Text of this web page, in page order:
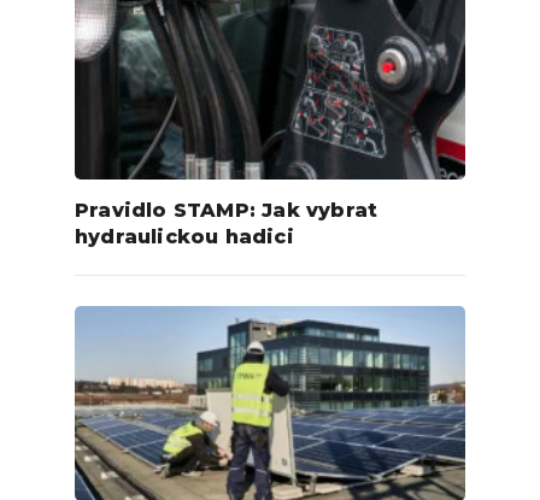
Pravidlo STAMP: Jak vybrat
hydraulickou hadici